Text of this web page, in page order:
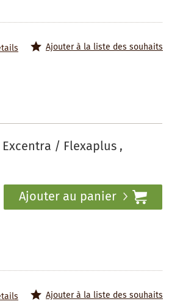
Ajouter à la liste des souhaits
/ Flexaplus ,
Ajouter au panier
Ajouter à la liste des souhaits